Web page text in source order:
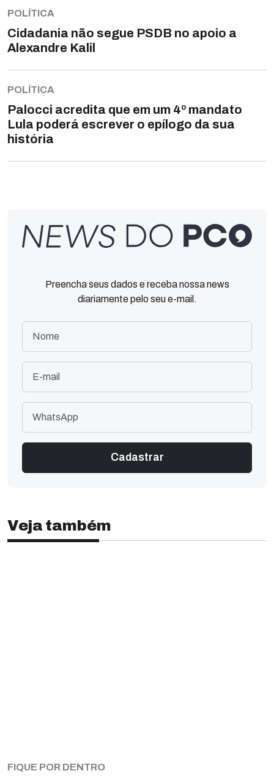
POLÍTICA
Cidadania não segue PSDB no apoio a
Alexandre Kalil
POLÍTICA
Palocci acredita que em um 4º mandato
Lula poderá escrever o epílogo da sua
história
Preencha seus dados e receba nossa news
diariamente pelo seu e-mail.
Veja também
FIQUE POR DENTRO